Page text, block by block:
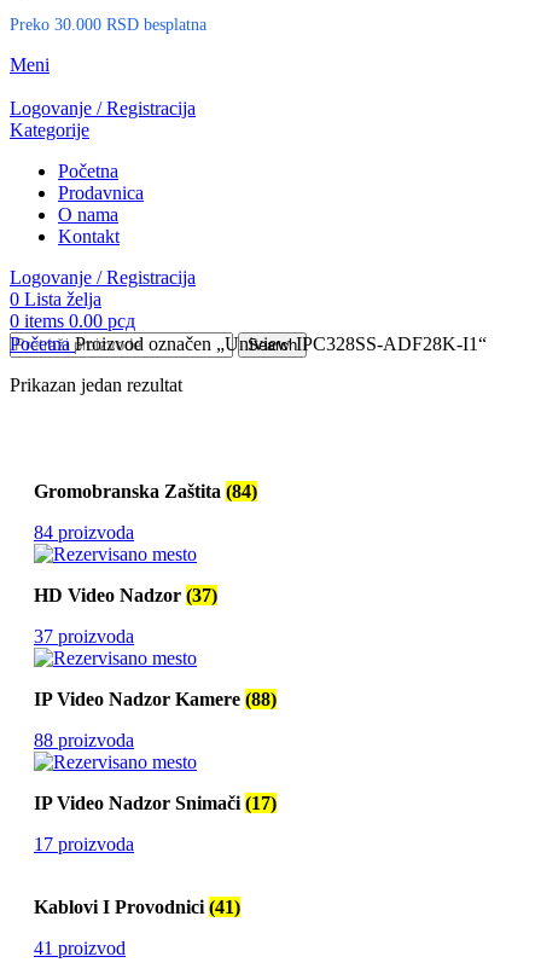
Preko 30.000 RSD besplatna
Meni
Logovanje / Registracija
Kategorije
Početna
Prodavnica
O nama
Kontakt
Logovanje / Registracija
0 Lista želja
0 items 0.00 рсд
Search
Početna Proizvod označen „Uniview IPC328SS-ADF28K-I1“
Prikazan jedan rezultat
Gromobranska Zaštita (84)
84 proizvoda
HD Video Nadzor (37)
37 proizvoda
IP Video Nadzor Kamere (88)
88 proizvoda
IP Video Nadzor Snimači (17)
17 proizvoda
Kablovi I Provodnici (41)
41 proizvod